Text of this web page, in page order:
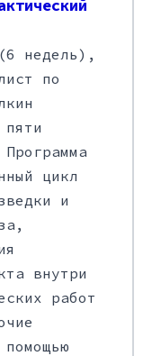
недель),
по
цикл
и
внутри
работ